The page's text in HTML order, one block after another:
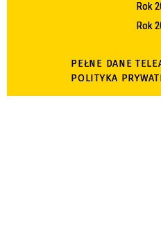
Rok
Rok
PEŁNE DANE
POLITYKA